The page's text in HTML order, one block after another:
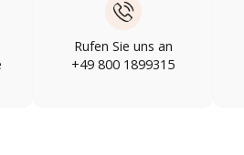
Rufen Sie uns an
+49 800 1899315